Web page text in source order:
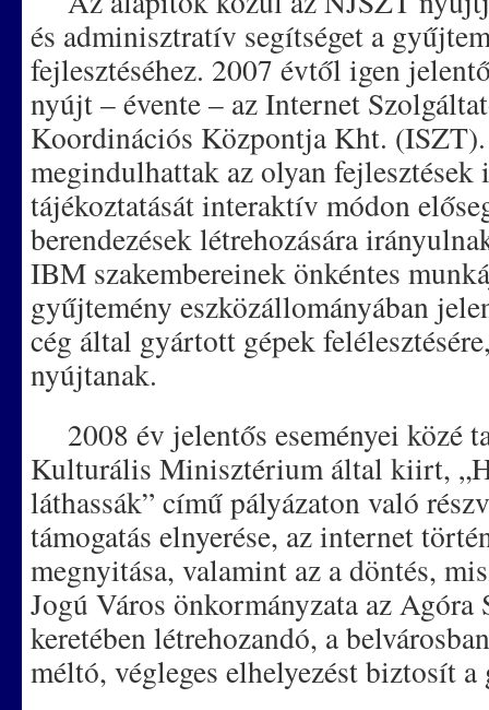
és adminisztratív segítséget a
fejlesztéséhez. 2007 évtől igen
nyújt – évente – az Internet
Koordinációs Központja Kht.
megindulhattak az olyan fejlesztések
tájékoztatását interaktív módon
berendezések létrehozására
IBM szakembereinek önkéntes
gyűjtemény eszközállományában
cég által gyártott gépek
nyújtanak.
2008 év jelentős eseményei közé
Kulturális Minisztérium által kiirt,
láthassák” című pályázaton való
támogatás elnyerése, az internet
megnyitása, valamint az a döntés,
Jogú Város önkormányzata az Agóra
keretében létrehozandó, a
méltó, végleges elhelyezést biztosít a